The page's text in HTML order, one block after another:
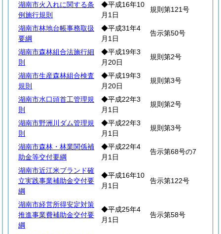
湖南市火入れに関する条
例施行規則
◆平成16年10
月1日
規則第121号
湖南市林地台帳事務取扱
要綱
◆平成31年4
月1日
告示第50号
湖南市森林組合法施行細
則
◆平成19年3
月20日
規則第2号
湖南市生産森林組合検査
規則
◆平成19年3
月20日
規則第3号
湖南市水口頭首工管理規
則
◆平成22年3
月1日
規則第2号
湖南市野洲川ダム管理規
則
◆平成22年3
月1日
規則第3号
湖南市森林・林業関係補
助金等交付要綱
◆平成22年4
月1日
告示第68号の7
湖南市近江米ブランド確
立実践事業補助金交付要
綱
◆平成16年10
月1日
告示第122号
湖南市経営所得安定対策
推進事業費補助金交付要
綱
◆平成25年4
月1日
告示第58号